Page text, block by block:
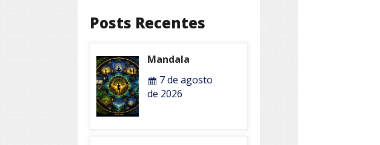
Posts Recentes
Mandala
7 de agosto
de 2026